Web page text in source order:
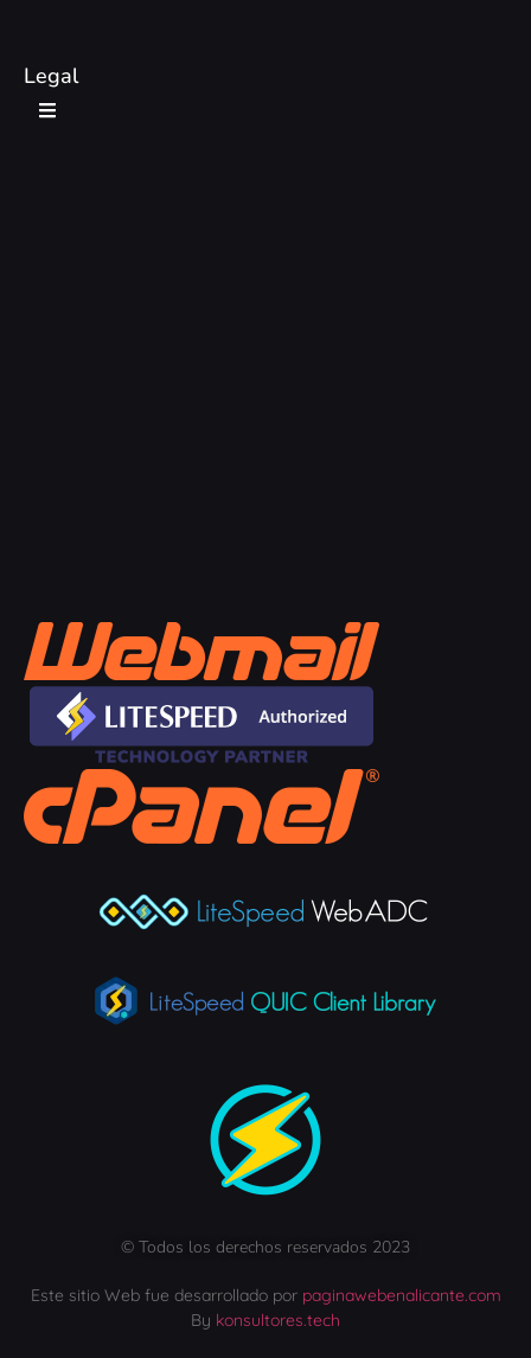
Legal
© Todos los derechos reservados 2023
Este sitio Web fue desarrollado por paginawebenalicante.com
By konsultores.tech